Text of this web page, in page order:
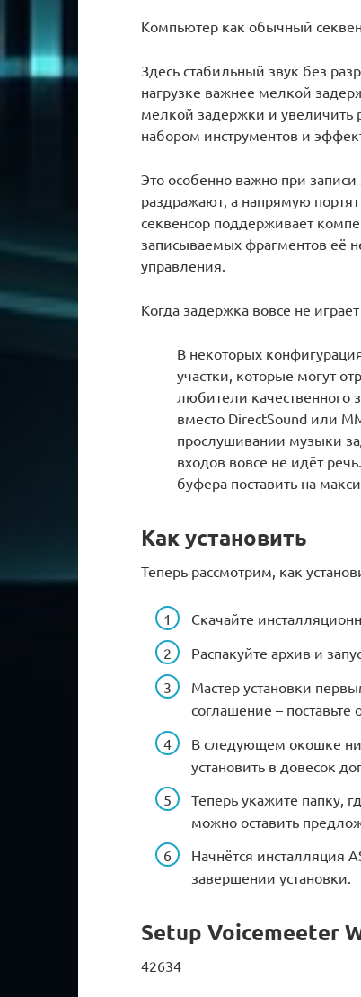
Компьютер как обычный
Здесь стабильный звук без
нагрузке важнее мелкой
мелкой задержки и увеличить
набором инструментов и
Это особенно важно при
раздражают, а напрямую
секвенсор поддерживает
записываемых фрагментов её
управления.
Когда задержка вовсе не
В некоторых
участки, которые могут
любители качественного
вместо DirectSound или
прослушивании музыки
входов вовсе не идёт
буфера поставить на
Как установить
Теперь рассмотрим, как
Скачайте
Распакуйте архив и
Мастер установки
соглашение –
В следующем окошке
установить в довесок
Теперь укажите папку,
можно оставить
Начнётся инсталляция
завершении установки.
Setup Voicemeeter
42634